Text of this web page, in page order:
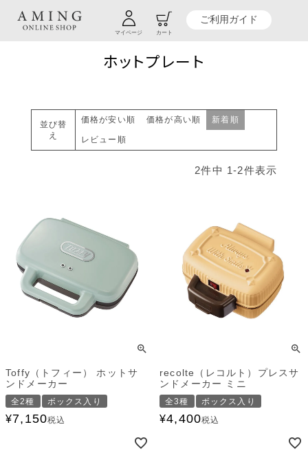
マイページ カート
ご利用ガイド
TOP 贈り物商品一覧 カテゴリーから探す キッチン
ホットプレート
並び替
え
価格が安い順 価格が高い順 新着順
レビュー順
2件中 1-2件表示
Toffy（トフィー） ホットサ
ンドメーカー
全2種 ボックス入り
¥7,150税込
recolte（レコルト）プレスサ
ンドメーカー ミニ
全3種 ボックス入り
¥4,400税込